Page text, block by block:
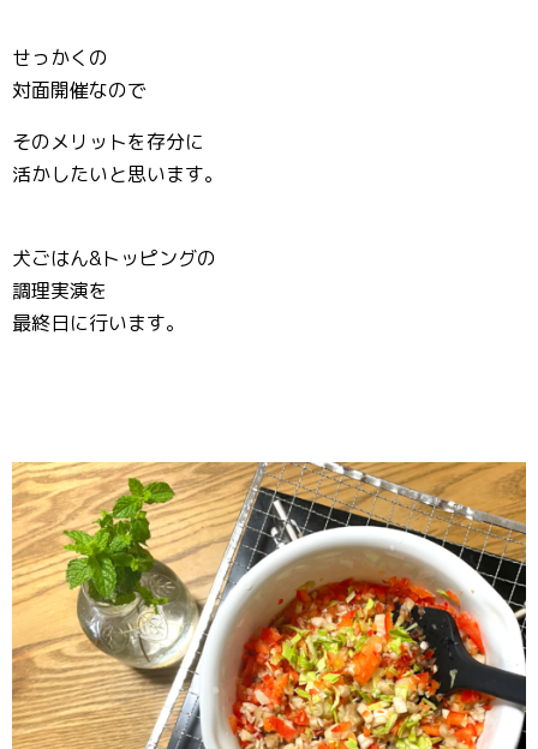
せっかくの
対面開催なので
そのメリットを存分に
活かしたいと思います。
犬ごはん&トッピングの
調理実演を
最終日に行います。